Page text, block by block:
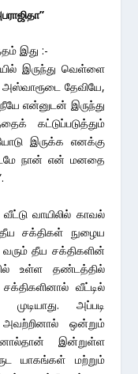
இது :-
இருந்து வெள்ளை
அஸ்வாரூடை தேவியே,
என்னுடன் இருந்து
கட்டுப்படுத்தும்
இருக்க எனக்கு
நான் என் மனதை
வாயிலில் காவல்
சக்திகள் நுழைய
வரும் தீய சக்திகளின்
உள்ள தண்டத்தில்
வீட்டில்
அப்படி
ஒன்றும்
இன்றுள்ள
யாகங்கள் மற்றும்